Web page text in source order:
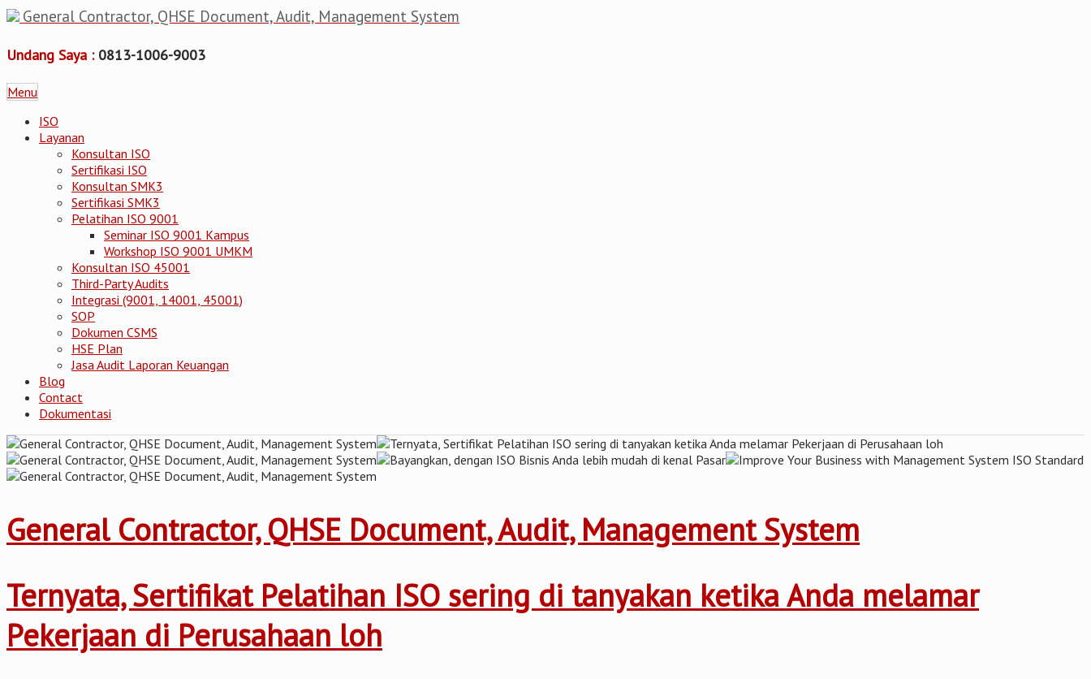
General Contractor, QHSE Document, Audit, Management System
Undang Saya : 0813-1006-9003
Menu
ISO
Layanan
Konsultan ISO
Sertifikasi ISO
Konsultan SMK3
Sertifikasi SMK3
Pelatihan ISO 9001
Seminar ISO 9001 Kampus
Workshop ISO 9001 UMKM
Konsultan ISO 45001
Third-Party Audits
Integrasi (9001, 14001, 45001)
SOP
Dokumen CSMS
HSE Plan
Jasa Audit Laporan Keuangan
Blog
Contact
Dokumentasi
General Contractor, QHSE Document, Audit, Management System
Ternyata, Sertifikat Pelatihan ISO sering di tanyakan ketika Anda melamar
Pekerjaan di Perusahaan loh